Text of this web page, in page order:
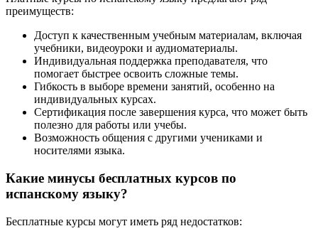
преимуществ:
Доступ к качественным учебным материалам, включая
учебники, видеоуроки и аудиоматериалы.
Индивидуальная поддержка преподавателя, что
помогает быстрее освоить сложные темы.
Гибкость в выборе времени занятий, особенно на
индивидуальных курсах.
Сертификация после завершения курса, что может быть
полезно для работы или учебы.
Возможность общения с другими учениками и
носителями языка.
Какие минусы бесплатных курсов по
испанскому языку?
Бесплатные курсы могут иметь ряд недостатков: